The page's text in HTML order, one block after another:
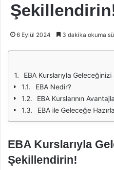
6 Eylül 2024 3 dakika okuma
EBA Kurslarıyla
EBA Nedir?
EBA Kurslarının
EBA ile Geleceğe
EBA Kurslarıyla
Şekillendirin!